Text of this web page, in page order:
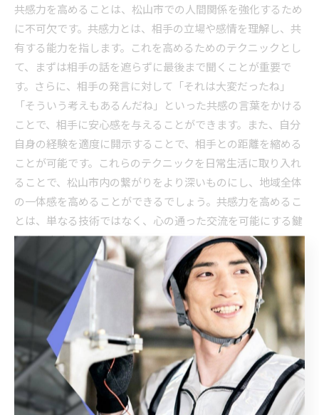
共感力を高めることは、松山市での人間関係を強化するため
に不可欠です。共感力とは、相手の立場や感情を理解し、共
有する能力を指します。これを高めるためのテクニックとし
て、まずは相手の話を遮らずに最後まで聞くことが重要で
す。さらに、相手の発言に対して「それは大変だったね」
「そういう考えもあるんだね」といった共感の言葉をかける
ことで、相手に安心感を与えることができます。また、自分
自身の経験を適度に開示することで、相手との距離を縮める
ことが可能です。これらのテクニックを日常生活に取り入れ
ることで、松山市内の繋がりをより深いものにし、地域全体
の一体感を高めることができるでしょう。共感力を高めるこ
とは、単なる技術ではなく、心の通った交流を可能にする鍵
となります。
フィードバックを通じた関係の深化
松山市において、フィードバックは人間関係を深化させるた
めの強力なツールです。職場や地域活動でのフィードバック
を通じて、お互いの理解を深め、信頼関係を築くことができ
ます。具体的には、定期的なフィードバックセッションを設
けることで、意見交換が活発化し、課題を迅速に解決するこ
とが可能になります。また、フィードバックを受ける側も発